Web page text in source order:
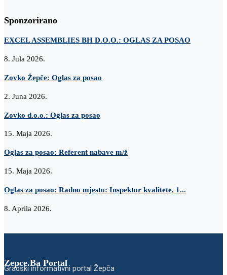
Sponzorirano
EXCEL ASSEMBLIES BH D.O.O.: OGLAS ZA POSAO
8. Jula 2026.
Zovko Žepče: Oglas za posao
2. Juna 2026.
Zovko d.o.o.: Oglas za posao
15. Maja 2026.
Oglas za posao: Referent nabave m/ž
15. Maja 2026.
Oglas za posao: Radno mjesto: Inspektor kvalitete, 1...
8. Aprila 2026.
Zepce.Ba Portal
Gradski informativni portal Žepča